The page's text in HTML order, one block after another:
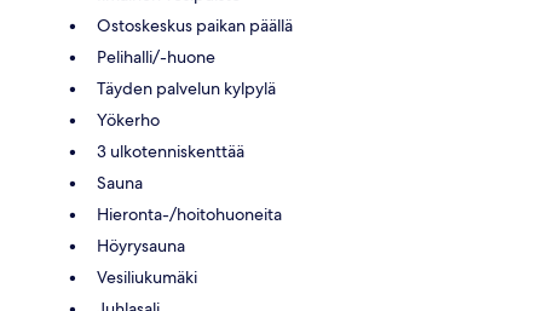
Ostoskeskus paikan päällä
Pelihalli/-huone
Täyden palvelun kylpylä
Yökerho
3 ulkotenniskenttää
Sauna
Hieronta-/hoitohuoneita
Höyrysauna
Vesiliukumäki